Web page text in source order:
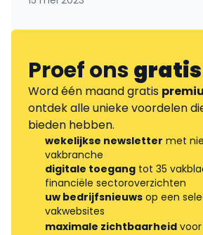
Proef onsgratis
Word één maand gratis
ontdek alle unieke voordelen
bieden hebben.
wekelijkse newsletter met
vakbranche
digitale toegang tot 35
financiële sectoroverzichten
uw bedrijfsnieuws op een
vakwebsites
maximale zichtbaarheid